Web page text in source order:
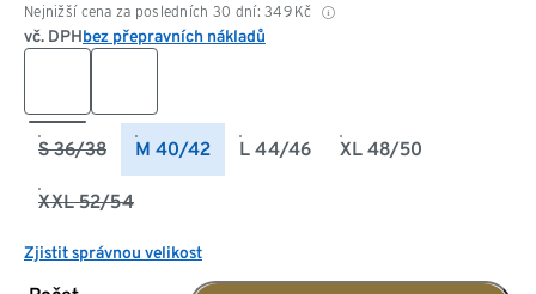
Nejnižší cena za posledních 30 dní: 349 Kč
vč. DPHbez přepravních nákladů
S 36/38 M 40/42 L 44/46 XL 48/50
XXL 52/54
Zjistit správnou velikost